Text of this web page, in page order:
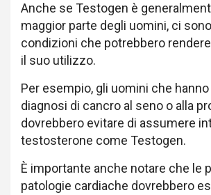
Anche se Testogen è
maggior parte degli uomini, ci
condizioni che potrebbero
il suo utilizzo.
Per esempio, gli uomini che
diagnosi di cancro al seno o alla
dovrebbero evitare di assumere
testosterone come Testogen.
È importante anche notare che le
patologie cardiache dovrebbero